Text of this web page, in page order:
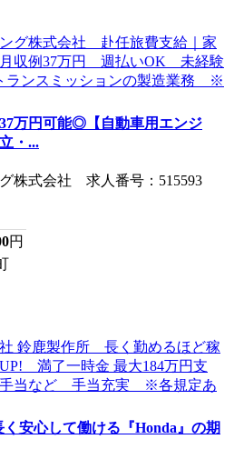
万円可能◎【自動車用エンジ
・...
株式会社 求人番号：515593
円
く安心して働ける『Honda』の期